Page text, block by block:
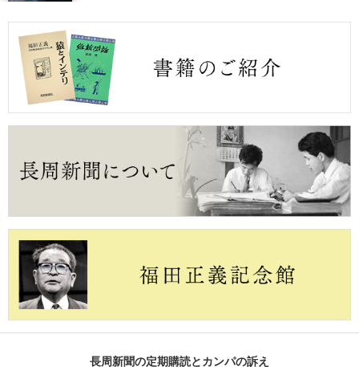
長周新聞の定期購読とカンパの訴え